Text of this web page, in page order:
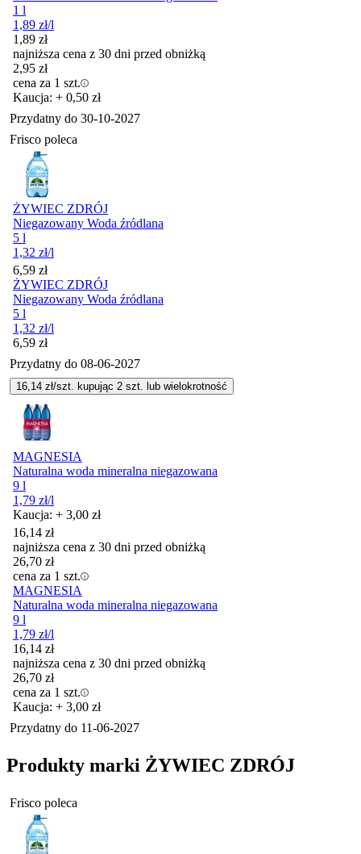
1 l
1,89 zł/l
1,89 zł
najniższa cena z 30 dni przed obniżką
2,95 zł
cena za 1 szt.
Kaucja: + 0,50 zł
Przydatny do 30-10-2027
Frisco poleca
ŻYWIEC ZDRÓJ
Niegazowany Woda źródlana
5 l
1,32 zł/l
Cena
6,59 zł
ŻYWIEC ZDRÓJ
Niegazowany Woda źródlana
5 l
1,32 zł/l
Cena
6,59 zł
Przydatny do 08-06-2027
16,14 zł/szt. kupując 2 szt. lub wielokrotność
MAGNESIA
Naturalna woda mineralna niegazowana
9 l
1,79 zł/l
Kaucja: + 3,00 zł
16,14 zł
najniższa cena z 30 dni przed obniżką
26,70 zł
cena za 1 szt.
MAGNESIA
Naturalna woda mineralna niegazowana
9 l
1,79 zł/l
16,14 zł
najniższa cena z 30 dni przed obniżką
26,70 zł
cena za 1 szt.
Kaucja: + 3,00 zł
Przydatny do 11-06-2027
Produkty marki ŻYWIEC ZDRÓJ
Frisco poleca